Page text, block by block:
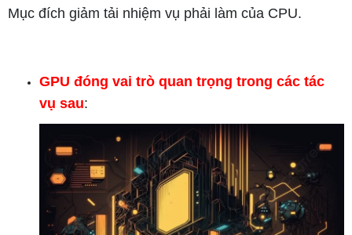
Mục đích giảm tải nhiệm vụ phải làm của CPU.
GPU đóng vai trò quan trọng trong các tác
vụ sau: